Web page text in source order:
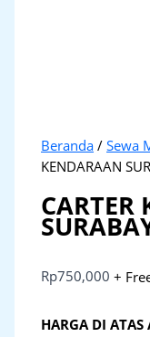
Beranda /Sewa
KENDARAAN
CARTER
Rp750,000 +
HARGA DI ATAS